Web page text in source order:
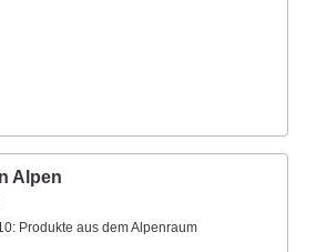
Alpen
Produkte aus dem Alpenraum